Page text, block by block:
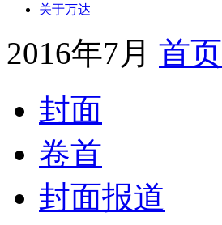
关于万达
2016年7月 首页
封面
卷首
封面报道